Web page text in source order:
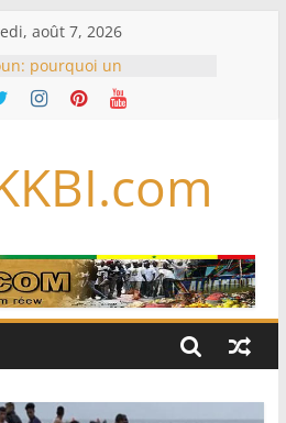
août 7, 2026
pourquoi un
au sommet de
alors que Paul Biya est hors
écrits par l’IA, dominé par
et OpenAI
s’associe à TikTok pour tirer
profit de ses univers
Algérie: l’affaire Mehdi
contre le narcotrafic